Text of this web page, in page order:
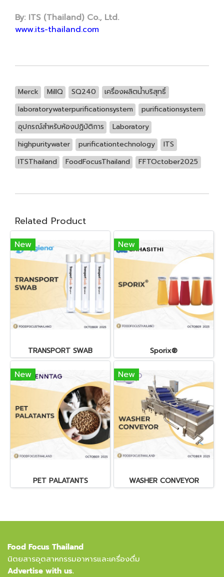
By: ITS (Thailand) Co., Ltd.
www.its-thailand.com
Merck MillQ SQ240
เครื่องผลิตน้ำบริสุทธิ์
laboratorywaterpurificationsystem
purificationsystem
อุปกรณ์สำหรับห้องปฏิบัติการ
Laboratory
highpuritywater
purificationtechnology
ITS
ITSThailand
FoodFocusThailand FFTOctober2025
Related Product
New
TRANSPORT SWAB
New
Sporix®
New
PET PALATANTS
New
WASHER CONVEYOR
Food Focus Thailand
นิตยสารอุตสาหกรรมอาหารและเครื่องดื่ม
Advertise with us.